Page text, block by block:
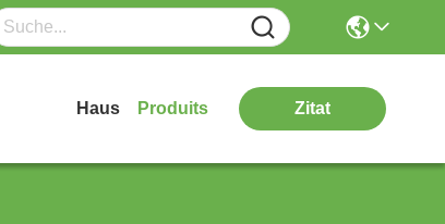
Haus Produits Zitat